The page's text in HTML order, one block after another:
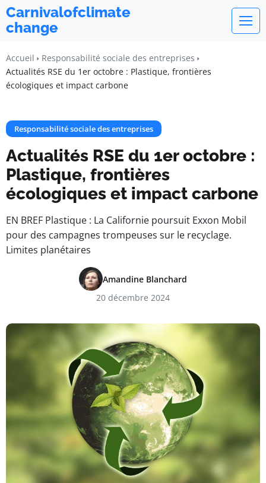
Carnivalofclimate
change
Accueil
Responsabilité sociale des entreprises
Actualités RSE du 1er octobre : Plastique, frontières
écologiques et impact carbone
Responsabilité sociale des entreprises
Actualités RSE du 1er octobre :
Plastique, frontières
écologiques et impact carbone
EN BREF Plastique : La Californie poursuit Exxon Mobil
pour des campagnes trompeuses sur le recyclage.
Limites planétaires
Amandine Blanchard
20 décembre 2024